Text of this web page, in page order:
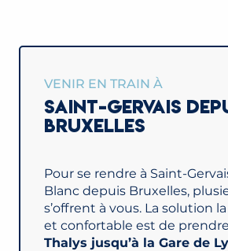
VENIR EN TRAIN À
SAINT-GERVAIS
BRUXELLES
Pour se rendre à Saint-
Blanc depuis Bruxelles,
s’offrent à vous. La solution
et confortable est de prendre
Thalys jusqu’à la Gare de